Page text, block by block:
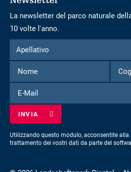
La newsletter del parco naturale
10 volte l'anno.
Modulo
per
iscriversi
alla
newsletter
Apellativo
Apellativo
Nome
Mail
Utilizzando questo modulo, acconsentite alla
trattamento dei vostri dati da parte del